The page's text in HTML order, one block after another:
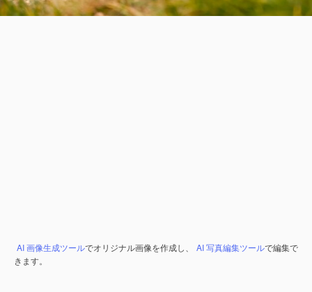
AI 画像生成ツールでオリジナル画像を作成し、 AI 写真編集ツールで編集で
きます。